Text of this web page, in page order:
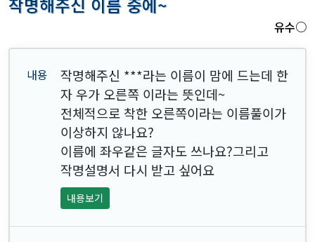
작명해주신 이름 중에~
유수○
작명해주신 ***라는 이름이 맘에 드는데 한
자 우가 오른쪽 이라는 뜻인데~
전체적으로 착한 오른쪽이라는 이름풀이가
이상하지 않나요?
이름에 좌우같은 글자도 쓰나요?그리고
작명설명서 다시 받고 싶어요
내용보기